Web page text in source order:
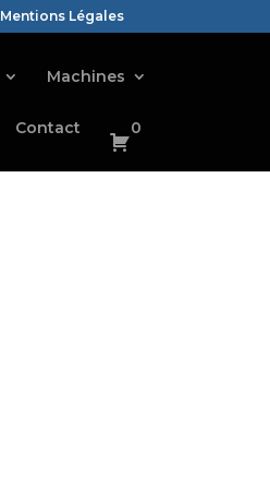
Mentions Légales
Machines
Contact 0